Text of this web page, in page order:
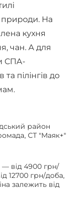
природи. На
кухня
чан. А для
СПА-
пілінгів до
район
СТ "Маяк+"
від 4900 грн/
12700 грн/доба,
залежить від